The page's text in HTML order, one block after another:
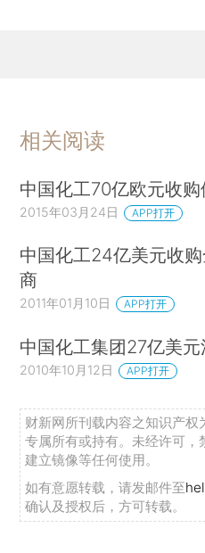
相关阅读
中国化工70亿欧元收购
2015年03月24日 APP打开
中国化工24亿美元收
商
2011年01月10日 APP打开
中国化工集团27亿美
2010年10月12日 APP打开
财新网所刊载内容之知识产权
专属所有或持有。未经许可，
建立镜像等任何使用。
如有意愿转载，请发邮件至
确认及授权后，方可转载。